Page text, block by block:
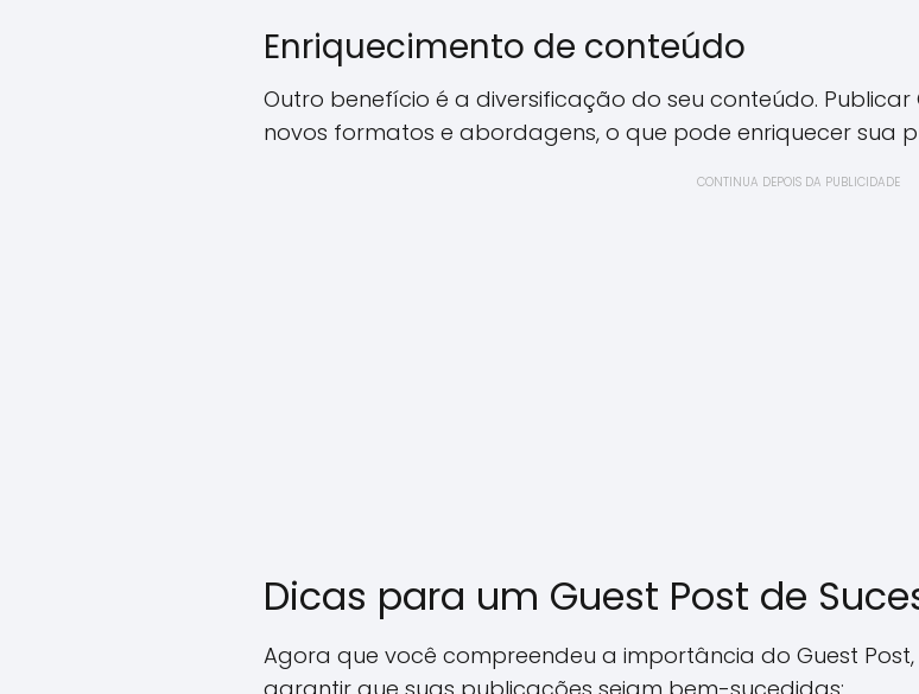
Enriquecimento de conteúdo
Outro benefício é a diversificação do seu conteúdo.
novos formatos e abordagens, o que pode enriquecer sua
CONTINUA DEPOIS DA PUBLICIDADE
Dicas para um Guest Post de
Agora que você compreendeu a importância do Guest